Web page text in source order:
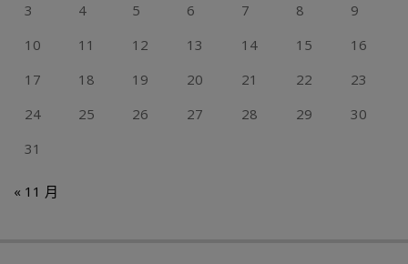
3
4 5 6 7 8
9
10
11 12 13 14 15
16
17
18 19 20 21 22
23
24
25 26 27 28 29
30
31
« 11 月